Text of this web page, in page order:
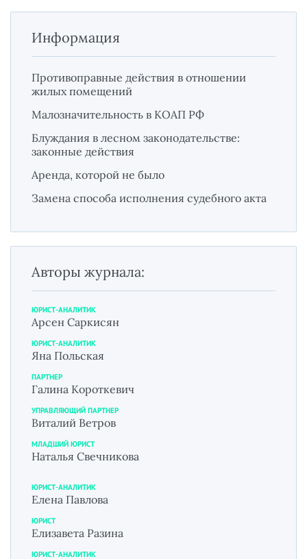
Информация
Противоправные действия в отношении
жилых помещений
Малозначительность в КОАП РФ
Блуждания в лесном законодательстве:
законные действия
Аренда, которой не было
Замена способа исполнения судебного акта
Авторы журнала:
ЮРИСТ-АНАЛИТИК
Арсен Саркисян
ЮРИСТ-АНАЛИТИК
Яна Польская
ПАРТНЕР
Галина Короткевич
УПРАВЛЯЮЩИЙ ПАРТНЕР
Виталий Ветров
МЛАДШИЙ ЮРИСТ
Наталья Свечникова
ЮРИСТ-АНАЛИТИК
Елена Павлова
ЮРИСТ
Елизавета Разина
ЮРИСТ-АНАЛИТИК